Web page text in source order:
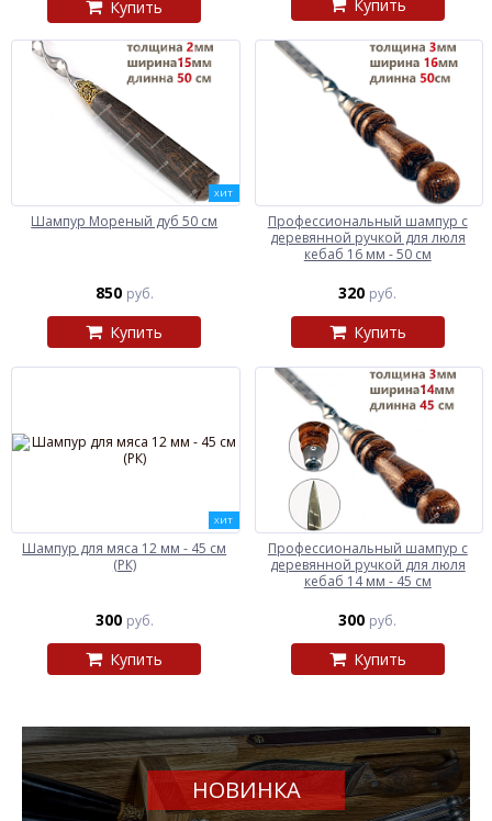
Купить Купить
ХИТ
Шампур Мореный дуб 50 см
850 руб.
Купить
Профессиональный шампур с
деревянной ручкой для люля
кебаб 16 мм - 50 см
320 руб.
Купить
ХИТ
Шампур для мяса 12 мм - 45 см
(РК)
300 руб.
Купить
Профессиональный шампур с
деревянной ручкой для люля
кебаб 14 мм - 45 см
300 руб.
Купить
НОВИНКА